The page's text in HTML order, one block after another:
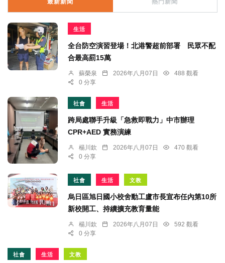
最新新聞 熱門新聞
生活
全台防空演習登場！北港警超前部署 民眾不配
合最高罰15萬
蘇榮泉 2026年八月07日
488 觀看
0 分享
社會 生活
跨局處聯手升級「急救即戰力」中市辦理
CPR+AED 實務演練
楊川欽 2026年八月07日
470 觀看
0 分享
社會 生活 文教
烏日區旭日國小校舍動工盧市長宣布任內第10所
新校開工、持續擴充教育量能
楊川欽 2026年八月07日
592 觀看
0 分享
社會 生活 文教